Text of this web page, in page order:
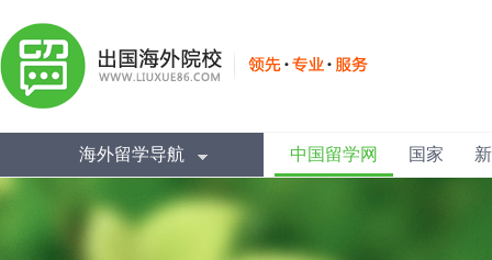
海外留学导航 中国留学网 国家